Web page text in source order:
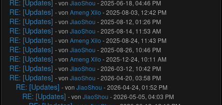
RE: [Updates] - vonJiaoShou - 2025-06-18, 04:46 PM
RE: [Updates] - vonAmeng Xilo - 2025-08-03, 12:42 PM
RE: [Updates] - vonJiaoShou - 2025-08-12, 01:26 PM
RE: [Updates] - vonJiaoShou - 2025-08-14, 11:53 AM
RE: [Updates] - vonAmeng Xilo - 2025-08-24, 11:43 PM
RE: [Updates] - vonJiaoShou - 2025-08-26, 10:46 PM
RE: [Updates] - vonAmeng Xilo - 2025-12-24, 10:11 AM
RE: [Updates] - vonJiaoShou - 2026-03-12, 10:42 PM
RE: [Updates] - vonJiaoShou - 2026-04-20, 03:58 PM
RE: [Updates] - vonJiaoShou - 2026-04-24, 01:52 PM
RE: [Updates] - vonJiaoShou - 2026-05-05, 04:03 PM